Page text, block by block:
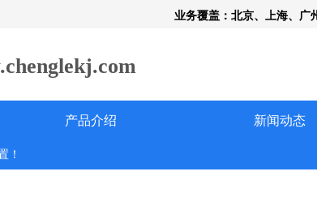
业务覆盖：北京、上海、广
产品介绍 新闻动态
！